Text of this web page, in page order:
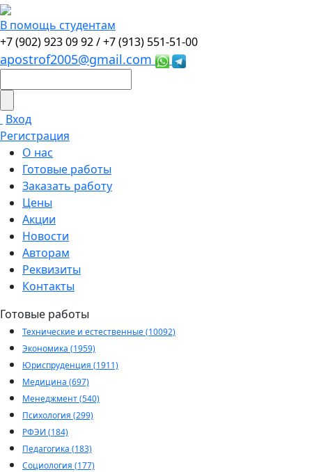
В помощь студентам
+7 (902) 923 09 92 /+7 (913) 551-51-00
apostrof2005@gmail.com
Вход
Регистрация
О нас
Готовые работы
Заказать работу
Цены
Акции
Новости
Авторам
Реквизиты
Контакты
Готовые работы
Технические и естественные (10092)
Экономика (1959)
Юриспруденция (1911)
Медицина (697)
Менеджмент (540)
Психология (299)
РФЭИ (184)
Педагогика (183)
Социология (177)